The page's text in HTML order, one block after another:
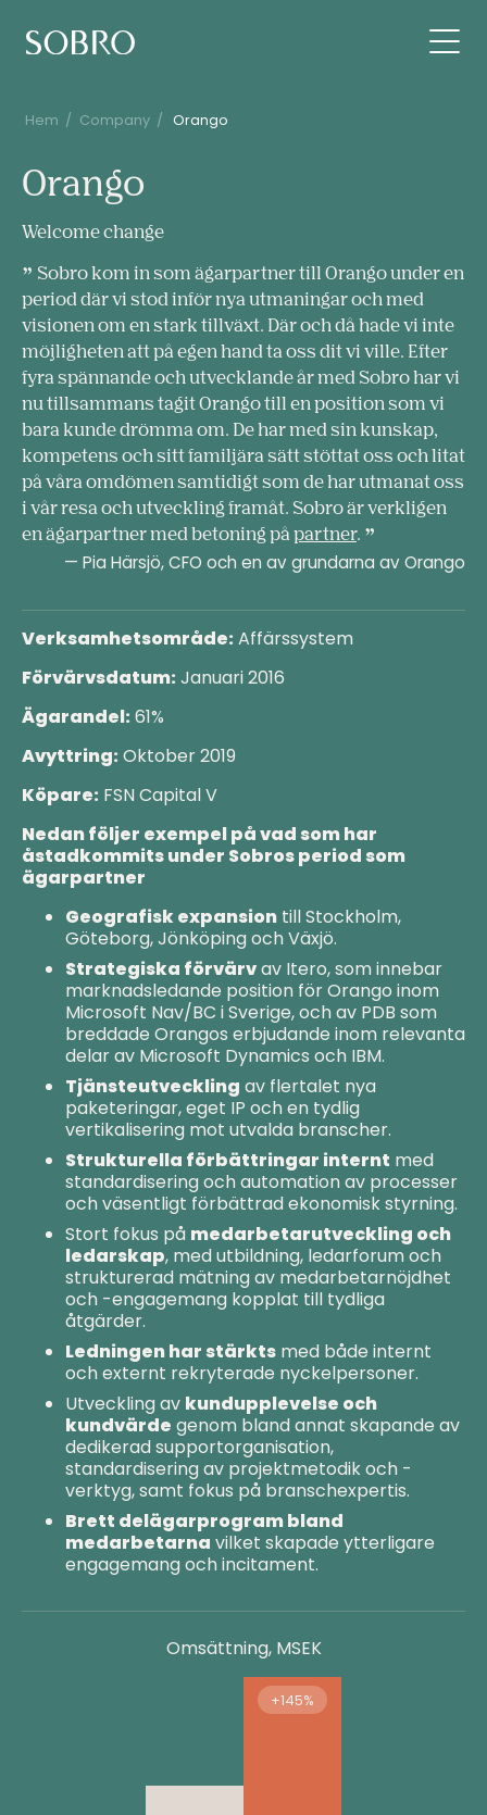
Hem / Company / Orango
Orango
Welcome change
Sobro kom in som ägarpartner till Orango under en
period där vi stod inför nya utmaningar och med
visionen om en stark tillväxt. Där och då hade vi inte
möjligheten att på egen hand ta oss dit vi ville. Efter
fyra spännande och utvecklande år med Sobro har vi
nu tillsammans tagit Orango till en position som vi
bara kunde drömma om. De har med sin kunskap,
kompetens och sitt familjära sätt stöttat oss och litat
på våra omdömen samtidigt som de har utmanat oss
i vår resa och utveckling framåt. Sobro är verkligen
en ägarpartner med betoning på partner.
— Pia Härsjö, CFO och en av grundarna av Orango
Verksamhetsområde: Affärssystem
Förvärvsdatum: Januari 2016
Ägarandel: 61%
Avyttring: Oktober 2019
Köpare: FSN Capital V
Nedan följer exempel på vad som har
åstadkommits under Sobros period som
ägarpartner
Geografisk expansion till Stockholm,
Göteborg, Jönköping och Växjö.
Strategiska förvärvav Itero, som innebar
marknadsledande position för Orango inom
Microsoft Nav/BC i Sverige, och av PDB som
breddade Orangos erbjudande inom relevanta
delar av Microsoft Dynamics och IBM.
Tjänsteutveckling av flertalet nya
paketeringar, eget IP och en tydlig
vertikalisering mot utvalda branscher.
Strukturella förbättringar internt med
standardisering och automation av processer
och väsentligt förbättrad ekonomisk styrning.
Stort fokus på medarbetarutveckling och
ledarskap, med utbildning, ledarforum och
strukturerad mätning av medarbetarnöjdhet
och -engagemang kopplat till tydliga
åtgärder.
Ledningen har stärkts med både internt
och externt rekryterade nyckelpersoner.
Utveckling av kundupplevelse och
kundvärde genom bland annat skapande av
dedikerad supportorganisation,
standardisering av projektmetodik och -
verktyg, samt fokus på branschexpertis.
Brett delägarprogram bland
medarbetarna vilket skapade ytterligare
engagemang och incitament.
Omsättning, MSEK
+145%